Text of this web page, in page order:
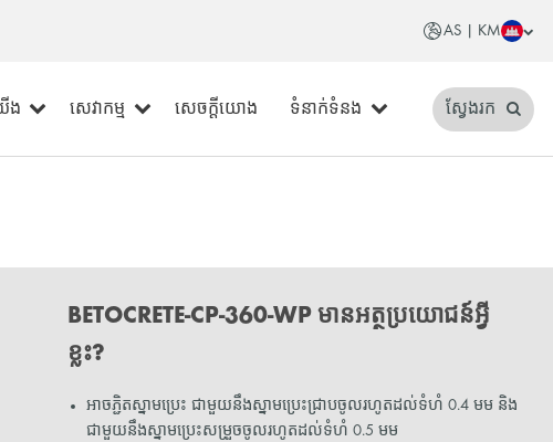
AS | KM
ង សេវាកម្ម សេចក្តីយោង ទំនាក់ទំនង ស្វែងរក
BETOCRETE-CP-360-WP មានអត្ថប្រយោជន៍អ្វី
ខ្លះ?
អាចភ្ជិតស្នាមប្រេះ ជាមួយនឹងស្នាមប្រេះជ្រាបចូលរហូតដល់ទំហំ 0.4 មម និង
ជាមួយនឹងស្នាមប្រេះសម្រួចចូលរហូតដល់ទំហំ 0.5 មម